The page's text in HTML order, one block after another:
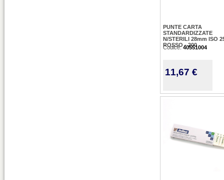
PUNTE CARTA
STANDARDIZZATE
N/STERILI 28mm ISO
ROSSO - 200
Codice:40551004
11,67 €